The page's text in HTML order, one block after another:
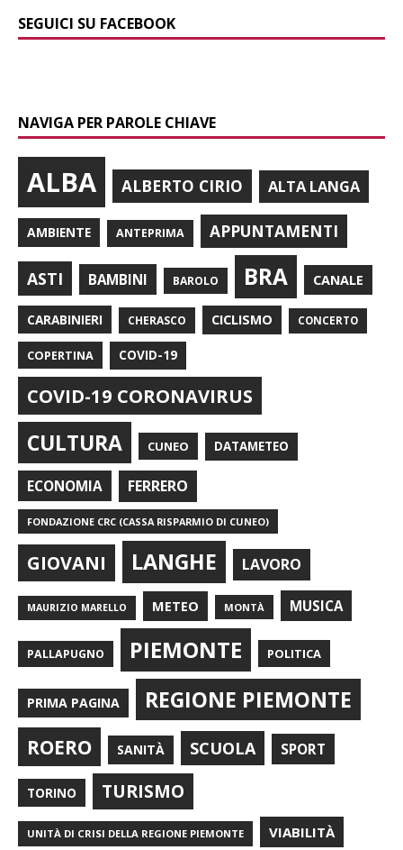
SEGUICI SU FACEBOOK
NAVIGA PER PAROLE CHIAVE
ALBA ALBERTO CIRIO ALTA LANGA
AMBIENTE ANTEPRIMA APPUNTAMENTI
ASTI BAMBINI BAROLO BRA CANALE
CARABINIERI CHERASCO CICLISMO CONCERTO
COPERTINA COVID-19
COVID-19 CORONAVIRUS
CULTURA CUNEO DATAMETEO
ECONOMIA FERRERO
FONDAZIONE CRC (CASSA RISPARMIO DI CUNEO)
GIOVANI LANGHE LAVORO
MAURIZIO MARELLO METEO MONTÀ MUSICA
PALLAPUGNO PIEMONTE POLITICA
PRIMA PAGINA REGIONE PIEMONTE
ROERO SANITÀ SCUOLA SPORT
TORINO TURISMO
UNITÀ DI CRISI DELLA REGIONE PIEMONTE VIABILITÀ